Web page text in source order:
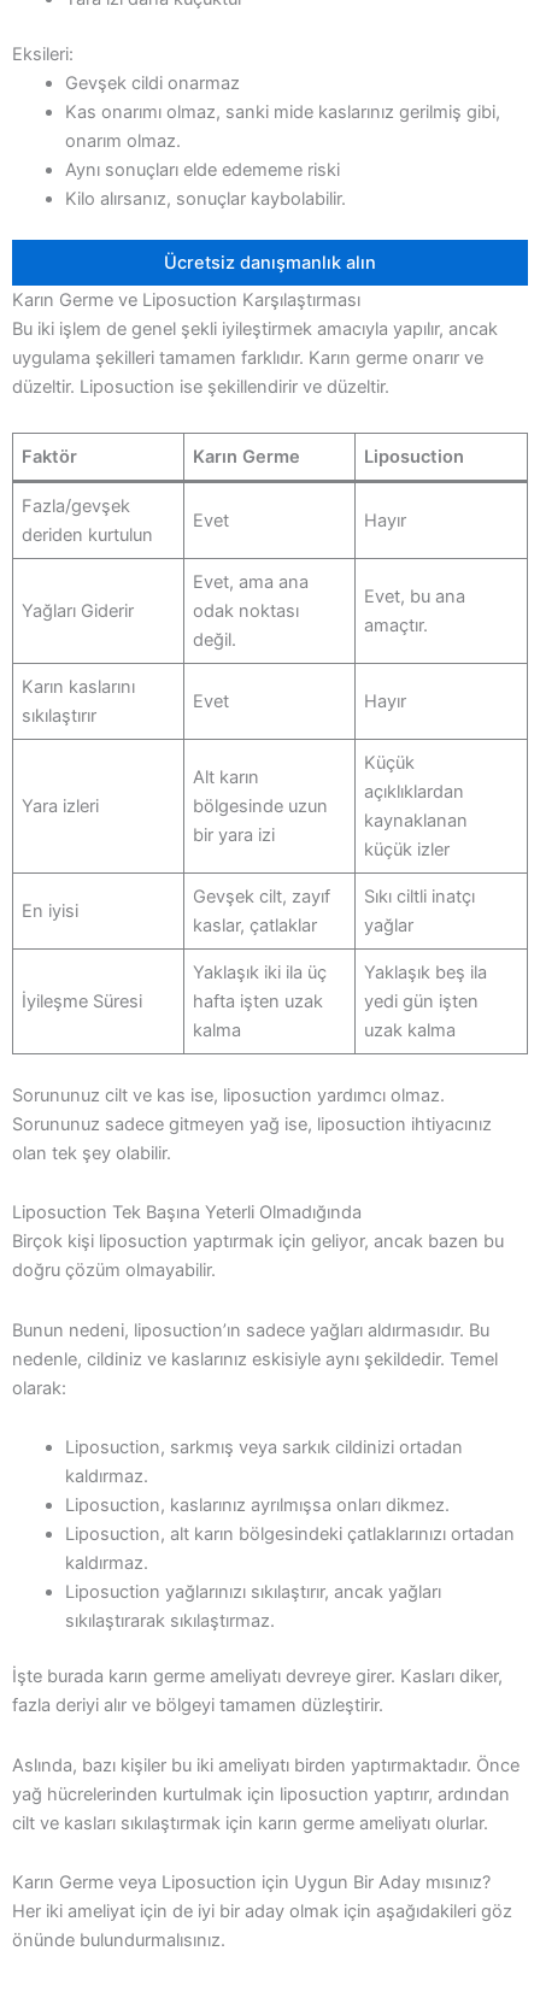
Eksileri:
Gevşek cildi onarmaz
Kas onarımı olmaz, sanki mide kaslarınız gerilmiş gibi,
onarım olmaz.
Aynı sonuçları elde edememe riski
Kilo alırsanız, sonuçlar kaybolabilir.
Ücretsiz danışmanlık alın
Karın Germe ve Liposuction Karşılaştırması
Bu iki işlem de genel şekli iyileştirmek amacıyla yapılır, ancak
uygulama şekilleri tamamen farklıdır. Karın germe onarır ve
düzeltir. Liposuction ise şekillendirir ve düzeltir.
Faktör Karın Germe Liposuction
Fazla/gevşek
deriden kurtulun
Evet Hayır
Yağları Giderir
Evet, ama ana
odak noktası
değil.
Evet, bu ana
amaçtır.
Karın kaslarını
sıkılaştırır
Evet Hayır
Yara izleri
Alt karın
bölgesinde uzun
bir yara izi
Küçük
açıklıklardan
kaynaklanan
küçük izler
En iyisi
Gevşek cilt, zayıf
kaslar, çatlaklar
Sıkı ciltli inatçı
yağlar
İyileşme Süresi
Yaklaşık iki ila üç
hafta işten uzak
kalma
Yaklaşık beş ila
yedi gün işten
uzak kalma
Sorununuz cilt ve kas ise, liposuction yardımcı olmaz.
Sorununuz sadece gitmeyen yağ ise, liposuction ihtiyacınız
olan tek şey olabilir.
Liposuction Tek Başına Yeterli Olmadığında
Birçok kişi liposuction yaptırmak için geliyor, ancak bazen bu
doğru çözüm olmayabilir.
Bunun nedeni, liposuction’ın sadece yağları aldırmasıdır. Bu
nedenle, cildiniz ve kaslarınız eskisiyle aynı şekildedir. Temel
olarak:
Liposuction, sarkmış veya sarkık cildinizi ortadan
kaldırmaz.
Liposuction, kaslarınız ayrılmışsa onları dikmez.
Liposuction, alt karın bölgesindeki çatlaklarınızı ortadan
kaldırmaz.
Liposuction yağlarınızı sıkılaştırır, ancak yağları
sıkılaştırarak sıkılaştırmaz.
İşte burada karın germe ameliyatı devreye girer. Kasları diker,
fazla deriyi alır ve bölgeyi tamamen düzleştirir.
Aslında, bazı kişiler bu iki ameliyatı birden yaptırmaktadır. Önce
yağ hücrelerinden kurtulmak için liposuction yaptırır, ardından
cilt ve kasları sıkılaştırmak için karın germe ameliyatı olurlar.
Karın Germe veya Liposuction için Uygun Bir Aday mısınız?
Her iki ameliyat için de iyi bir aday olmak için aşağıdakileri göz
önünde bulundurmalısınız.